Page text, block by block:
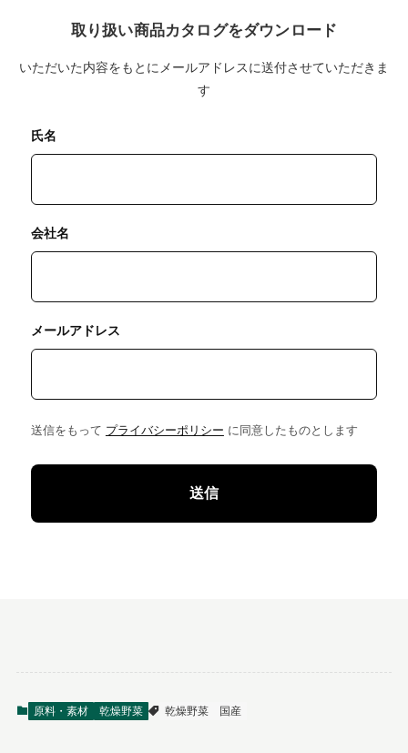
取り扱い商品カタログをダウンロード
いただいた内容をもとにメールアドレスに送付させていただきま
す
氏名
会社名
メールアドレス
送信をもって プライバシーポリシー に同意したものとします
原料・素材 乾燥野菜 乾燥野菜 国産